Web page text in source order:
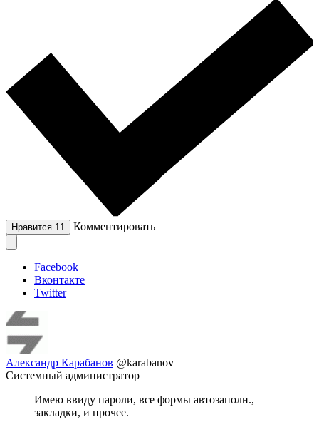
Нравится 11 Комментировать
Facebook
Вконтакте
Twitter
Александр Карабанов @karabanov
Системный администратор
Имею ввиду пароли, все формы автозаполн.,
закладки, и прочее.